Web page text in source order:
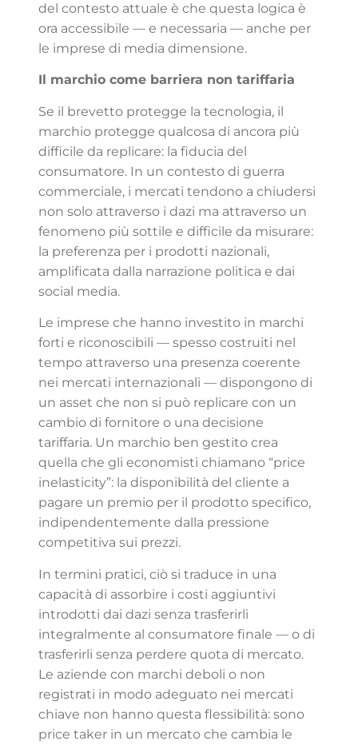
del contesto attuale è che questa logica è
ora accessibile — e necessaria — anche per
le imprese di media dimensione.
Il marchio come barriera non tariffaria
Se il brevetto protegge la tecnologia, il
marchio protegge qualcosa di ancora più
difficile da replicare: la fiducia del
consumatore. In un contesto di guerra
commerciale, i mercati tendono a chiudersi
non solo attraverso i dazi ma attraverso un
fenomeno più sottile e difficile da misurare:
la preferenza per i prodotti nazionali,
amplificata dalla narrazione politica e dai
social media.
Le imprese che hanno investito in marchi
forti e riconoscibili — spesso costruiti nel
tempo attraverso una presenza coerente
nei mercati internazionali — dispongono di
un asset che non si può replicare con un
cambio di fornitore o una decisione
tariffaria. Un marchio ben gestito crea
quella che gli economisti chiamano “price
inelasticity”: la disponibilità del cliente a
pagare un premio per il prodotto specifico,
indipendentemente dalla pressione
competitiva sui prezzi.
In termini pratici, ciò si traduce in una
capacità di assorbire i costi aggiuntivi
introdotti dai dazi senza trasferirli
integralmente al consumatore finale — o di
trasferirli senza perdere quota di mercato.
Le aziende con marchi deboli o non
registrati in modo adeguato nei mercati
chiave non hanno questa flessibilità: sono
price taker in un mercato che cambia le